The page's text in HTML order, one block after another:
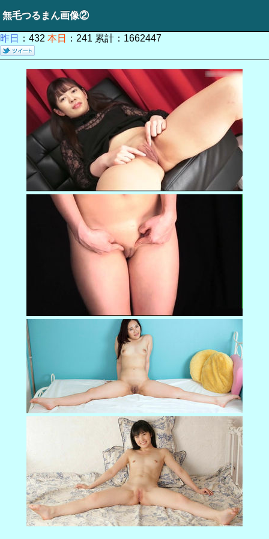
無毛つるまん画像②
昨日 ：432 本日 ：241 累計：1662447